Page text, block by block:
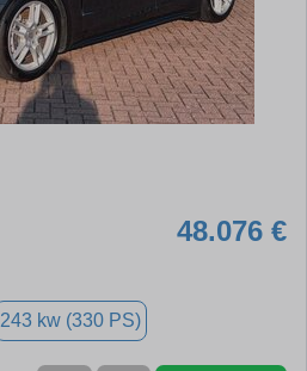
48.076 €
243 kw (330 PS)